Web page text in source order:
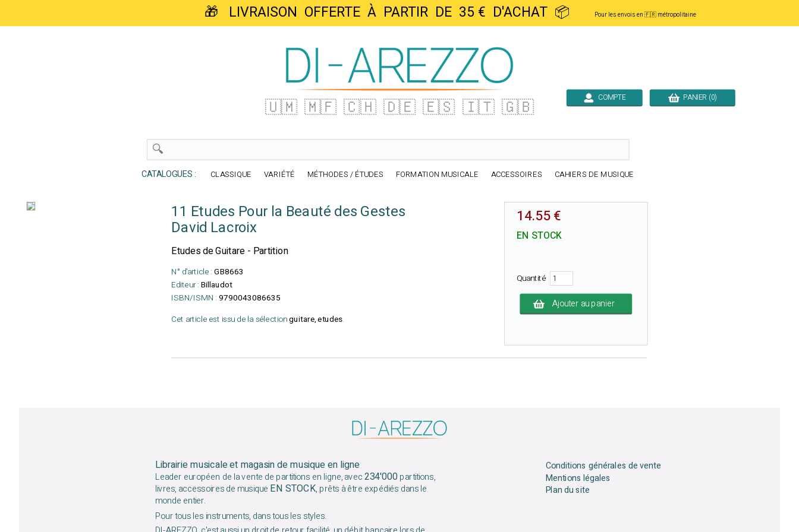
🎁 LIVRAISON OFFERTE À PARTIR DE 35 € D'ACHAT 📦 Pour les envois en 🇫🇷 métropolitaine
🇺🇲 🇲🇫 🇨🇭 🇩🇪 🇪🇸 🇮🇹 🇬🇧 COMPTE PANIER (0)
CATALOGUES : CLASSIQUE VARIÉTÉ MÉTHODES / ÉTUDES FORMATION MUSICALE ACCESSOIRES CAHIERS DE MUSIQUE
11 Etudes Pour la Beauté des Gestes
David Lacroix
Etudes de Guitare - Partition
N° d'article : GB8663
Editeur : Billaudot
ISBN/ISMN : 9790043086635
Cet article est issu de la sélectionguitare, etudes.
14.55 €
EN STOCK
Quantité
Ajouter au panier
Librairie musicale et magasin de musique en ligne
Leader européen de la vente de partitions en ligne, avec234'000partitions,
livres, accessoires de musique EN STOCK, prêts à être expédiés dans le
monde entier.
Pour tous les instruments, dans tous les styles.
Conditions générales de vente
Mentions légales
Plan du site